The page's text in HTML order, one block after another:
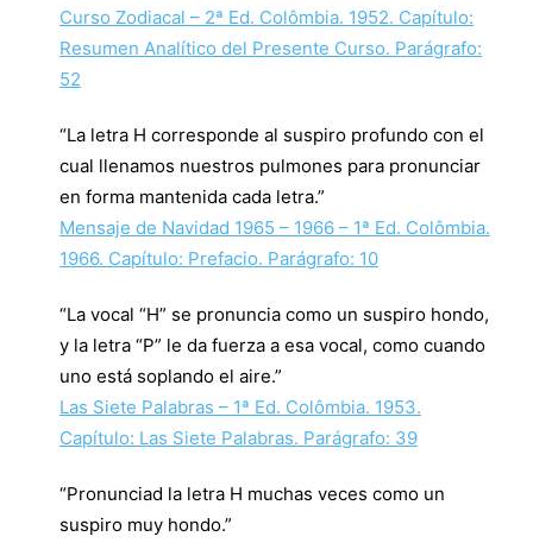
Curso Zodiacal – 2ª Ed. Colômbia. 1952. Capítulo:
Resumen Analítico del Presente Curso. Parágrafo:
52
“La letra H corresponde al suspiro profundo con el
cual llenamos nuestros pulmones para pronunciar
en forma mantenida cada letra.”
Mensaje de Navidad 1965 – 1966 – 1ª Ed. Colômbia.
1966. Capítulo: Prefacio. Parágrafo: 10
“La vocal “H” se pronuncia como un suspiro hondo,
y la letra “P” le da fuerza a esa vocal, como cuando
uno está soplando el aire.”
Las Siete Palabras – 1ª Ed. Colômbia. 1953.
Capítulo: Las Siete Palabras. Parágrafo: 39
“Pronunciad la letra H muchas veces como un
suspiro muy hondo.”